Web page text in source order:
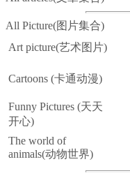
All Picture(图片集合)
Art picture(艺术图片)
Cartoons (卡通动漫)
Funny Pictures (天天
开心)
The world of
animals(动物世界)